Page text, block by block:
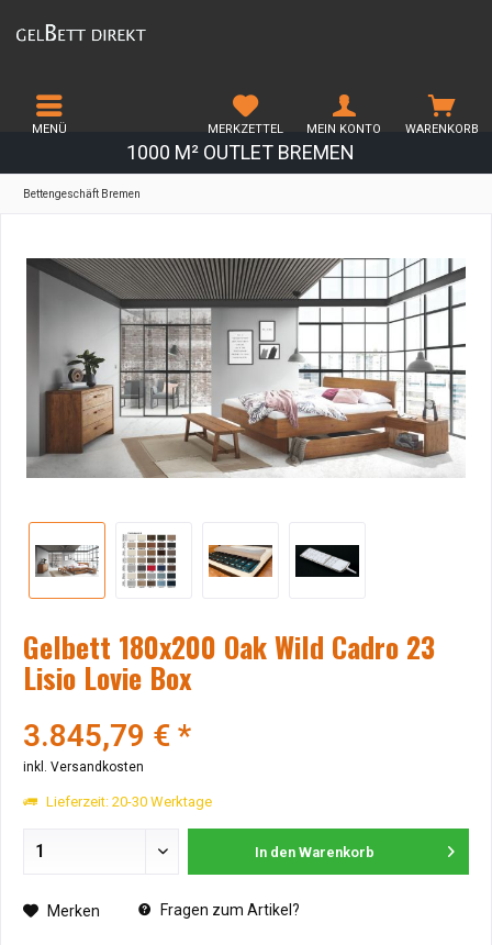
1000 M² OUTLET BREMEN
MENÜ WARENKORB
MERKZETTEL MEIN KONTO
Bettengeschäft Bremen
Gelbett 180x200 Oak Wild Cadro 23
Lisio Lovie Box
3.845,79 € *
inkl. Versandkosten
Lieferzeit: 20-30 Werktage
In den Warenkorb
Merken Fragen zum Artikel?